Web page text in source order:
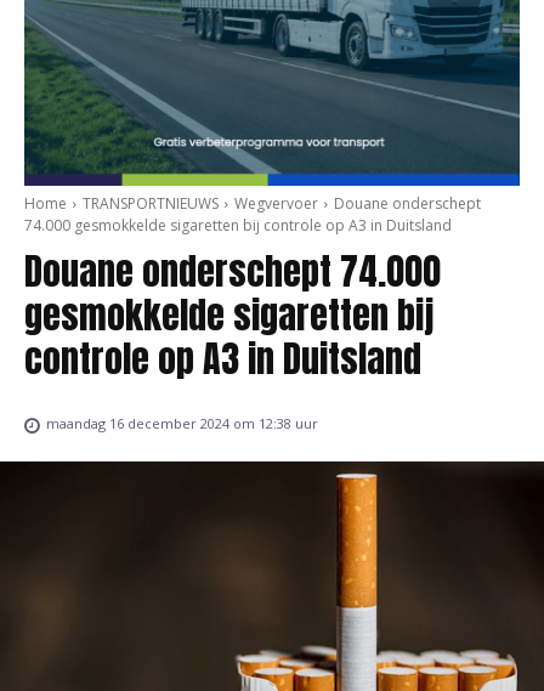
Home TRANSPORTNIEUWS Wegvervoer
Douane onderschept
74.000 gesmokkelde sigaretten bij controle op A3 in Duitsland
Douane onderschept 74.000
gesmokkelde sigaretten bij
controle op A3 in Duitsland
maandag 16 december 2024 om 12:38 uur